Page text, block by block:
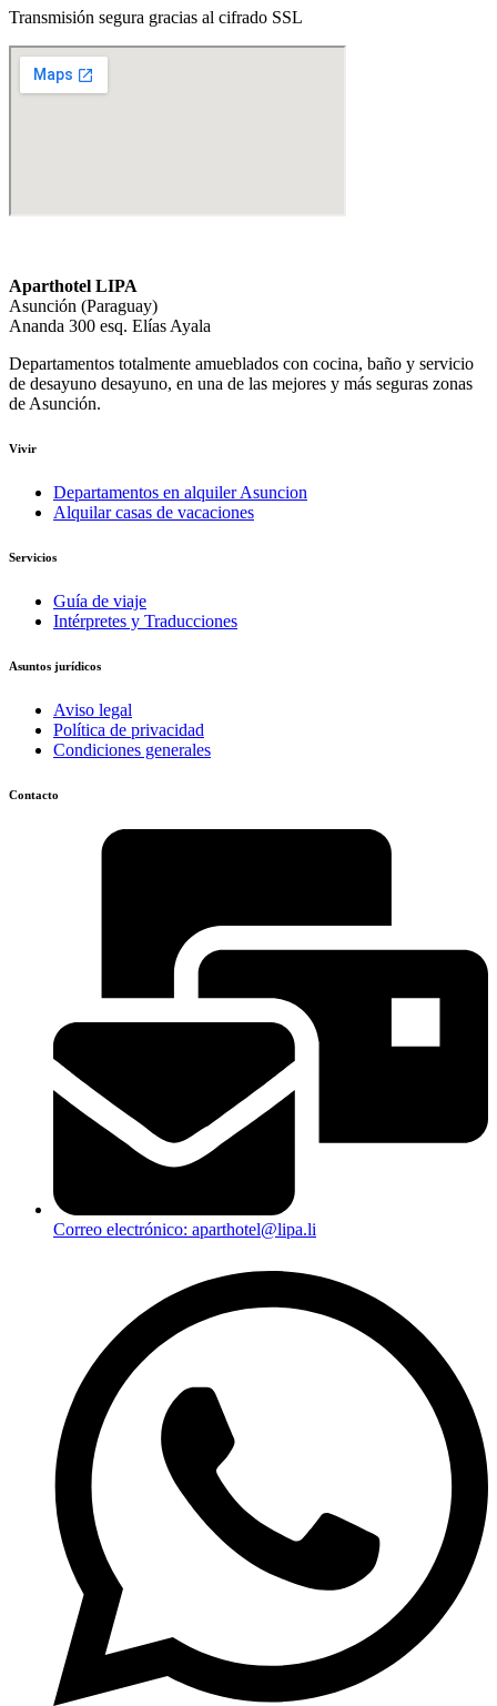
Transmisión segura gracias al cifrado SSL
Aparthotel LIPA
Asunción (Paraguay)
Ananda 300 esq. Elías Ayala
Departamentos totalmente amueblados con cocina, baño y servicio
de desayuno desayuno, en una de las mejores y más seguras zonas
de Asunción.
Vivir
Departamentos en alquiler Asuncion
Alquilar casas de vacaciones
Servicios
Guía de viaje
Intérpretes y Traducciones
Asuntos jurídicos
Aviso legal
Política de privacidad
Condiciones generales
Contacto
Correo electrónico: aparthotel@lipa.li